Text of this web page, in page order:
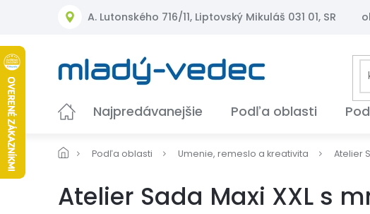
A. Lutonského 716/11, Liptovský Mikuláš 031 01, SR
Najpredávanejšie Podľa oblasti
Podľa oblasti Umenie, remeslo a kreativita Atelier
Atelier Sada Maxi XXL s